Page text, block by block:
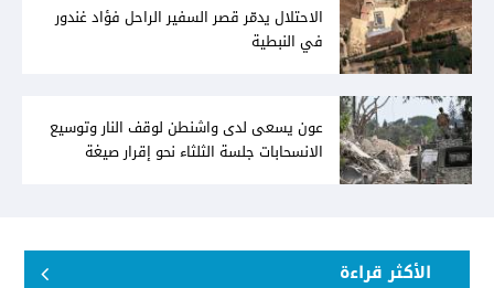
الاحتلال يدمّر قصر السفير الراحل فؤاد غندور
في النبطية
عون يسعى لدى واشنطن لوقف النار وتوسيع
الانسحابات جلسة الثلثاء نحو إقرار صيغة
الأكثر قراءة